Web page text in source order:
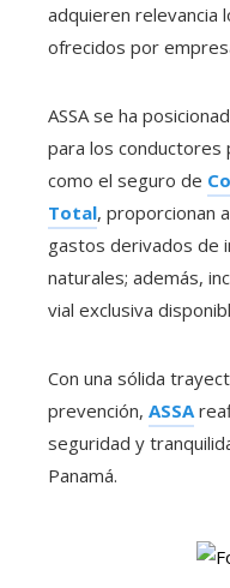
adquieren relevancia
ofrecidos por
ASSA se ha
para los conductores
como el seguro de
Total, proporcionan
gastos derivados de
naturales; además,
vial exclusiva
Con una sólida
prevención, ASSA
seguridad y
Panamá.